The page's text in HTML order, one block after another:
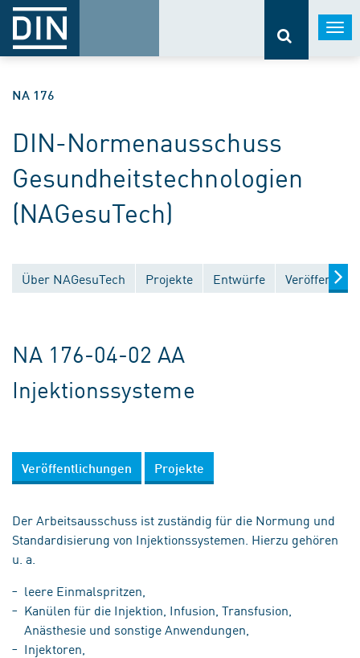
NA 176
DIN-Normenausschuss
Gesundheitstechnologien
(NAGesuTech)
Über NAGesuTech Projekte Entwürfe
NA 176-04-02 AA
Injektionssysteme
Veröffentlichungen Projekte
Der Arbeitsausschuss ist zuständig für die Normung und
Standardisierung von Injektionssystemen. Hierzu gehören
u. a.
leere Einmalspritzen,
Kanülen für die Injektion, Infusion, Transfusion,
Anästhesie und sonstige Anwendungen,
Injektoren,